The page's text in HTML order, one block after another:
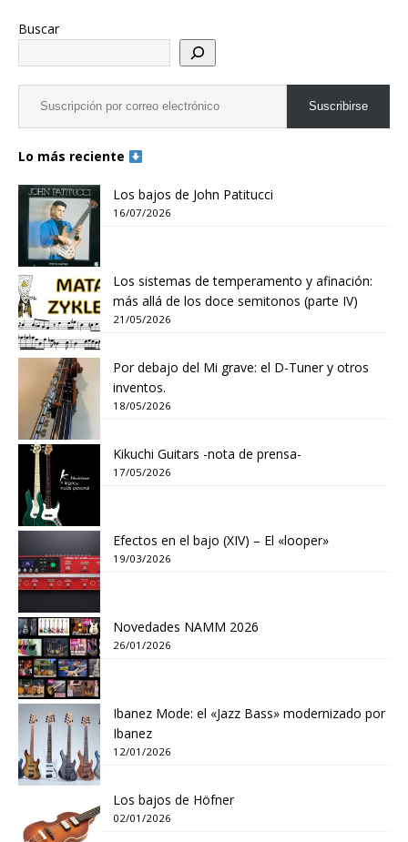
Buscar
Suscribirse
Lo más reciente
Los bajos de John Patitucci
16/07/2026
Los sistemas de temperamento y afinación:
más allá de los doce semitonos (parte IV)
21/05/2026
Por debajo del Mi grave: el D-Tuner y otros
inventos.
18/05/2026
Kikuchi Guitars -nota de prensa-
17/05/2026
Efectos en el bajo (XIV) – El «looper»
19/03/2026
Novedades NAMM 2026
26/01/2026
Ibanez Mode: el «Jazz Bass» modernizado por
Ibanez
12/01/2026
Los bajos de Höfner
02/01/2026